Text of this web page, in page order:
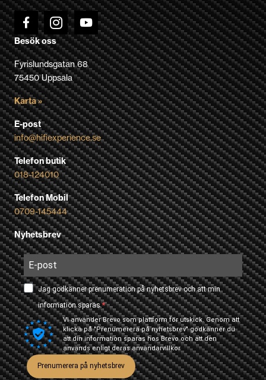
Besök oss
Fyrislundsgatan 68
75450 Uppsala
Karta »
E-post
info@hifiexperience.se
Telefon butik
018-124010
Telefon Mobil
0709-145444
Nyhetsbrev
Jag godkänner prenumeration på nyhetsbrev och att min
information sparas.
Vi använder Brevo som plattform för utskick. Genom att
klicka på "Prenumerera på nyhetsbrev" godkänner du
att din information sparas hos Brevo och att den
används enligt derasanvändarvillkor
Prenumerera på nyhetsbrev